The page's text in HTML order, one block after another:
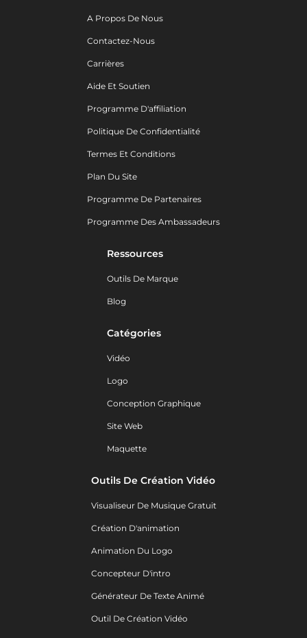
A Propos De Nous
Contactez-Nous
Carrières
Aide Et Soutien
Programme D'affiliation
Politique De Confidentialité
Termes Et Conditions
Plan Du Site
Programme De Partenaires
Programme Des Ambassadeurs
Ressources
Outils De Marque
Blog
Catégories
Vidéo
Logo
Conception Graphique
Site Web
Maquette
Outils De Création Vidéo
Visualiseur De Musique Gratuit
Création D'animation
Animation Du Logo
Concepteur D'intro
Générateur De Texte Animé
Outil De Création Vidéo